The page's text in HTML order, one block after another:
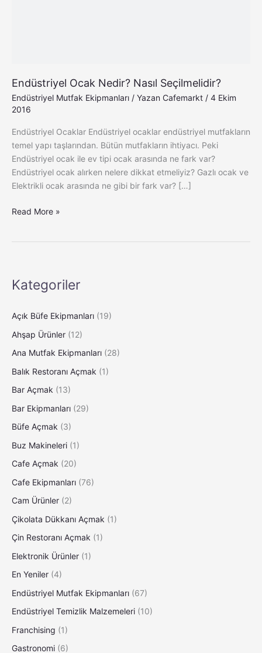
Endüstriyel Ocak Nedir? Nasıl Seçilmelidir?
Endüstriyel Mutfak Ekipmanları / Yazan Cafemarkt / 4 Ekim
2016
Endüstriyel Ocaklar Endüstriyel ocaklar endüstriyel mutfakların
temel yapı taşlarından. Bütün mutfakların ihtiyacı. Peki
Endüstriyel ocak ile ev tipi ocak arasında ne fark var?
Endüstriyel ocak alırken nelere dikkat etmeliyiz? Gazlı ocak ve
Elektrikli ocak arasında ne gibi bir fark var? […]
Read More »
Kategoriler
Açık Büfe Ekipmanları (19)
Ahşap Ürünler (12)
Ana Mutfak Ekipmanları (28)
Balık Restoranı Açmak (1)
Bar Açmak (13)
Bar Ekipmanları (29)
Büfe Açmak (3)
Buz Makineleri (1)
Cafe Açmak (20)
Cafe Ekipmanları (76)
Cam Ürünler (2)
Çikolata Dükkanı Açmak (1)
Çin Restoranı Açmak (1)
Elektronik Ürünler (1)
En Yeniler (4)
Endüstriyel Mutfak Ekipmanları (67)
Endüstriyel Temizlik Malzemeleri (10)
Franchising (1)
Gastronomi (6)